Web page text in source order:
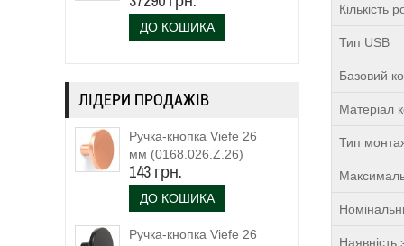
біле скло
ДО КОШИКА
ЛІДЕРИ ПРОДАЖІВ
Ручка-кнопка Viefe 26
мм (0168.026.Z.26)
143 грн.
ДО КОШИКА
Ручка-кнопка Viefe 26
Кількість
Тип USB
Базовий
Матеріал
Тип
Наявність